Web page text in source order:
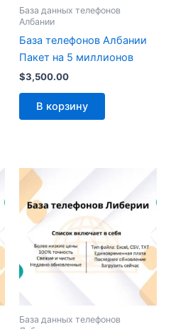
База данных телефонов
Албании
База телефонов Албании
Пакет на 5 миллионов
$3,500.00
В корзину
База данных телефонов